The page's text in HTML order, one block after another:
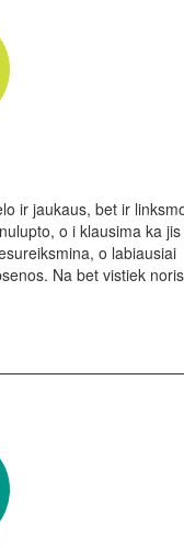
ir jaukaus, bet ir
o i klausima ka jis
o labiausiai
Na bet vistiek